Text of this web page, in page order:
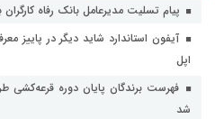
پیام تسلیت مدیرعامل بانک رفاه
آیفون استاندارد شاید دیگر در پاییز
اپل
فهرست برندگان پایان دوره قرعه‌کشی
شد